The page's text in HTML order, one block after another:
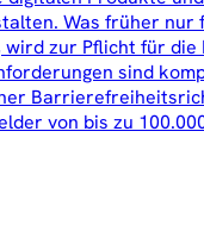
Was früher nur
wird zur Pflicht für
sind
von bis zu